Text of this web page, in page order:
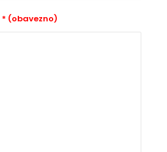
* (obavezno)